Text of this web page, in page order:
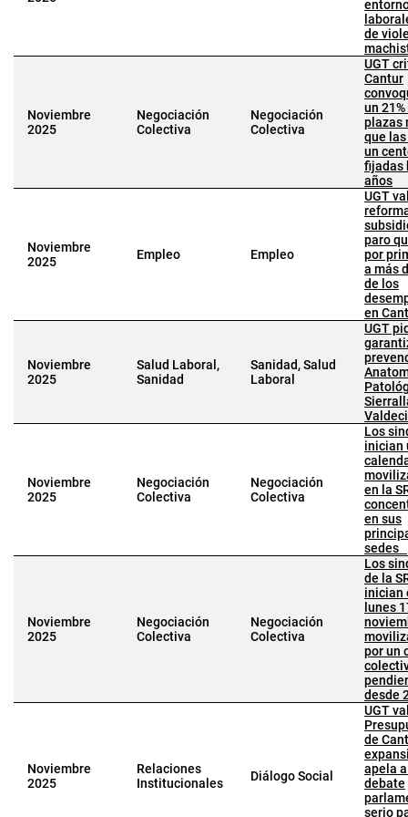
de
Noviembre
2025
Negociación
Colectiva
Negociación
Colectiva
UGT
Cantur
un
plazas
que
un
fijadas
años
Noviembre
2025
Empleo Empleo
UGT
paro
por
a más
de los
en
Noviembre
2025
Salud Laboral,
Sanidad
Sanidad, Salud
Laboral
UGT
Noviembre
2025
Negociación
Colectiva
Negociación
Colectiva
Los
inician
en la
en sus
sedes
Noviembre
2025
Negociación
Colectiva
Negociación
Colectiva
Los
de la
inician
lunes
por un
desde
Noviembre
2025
Relaciones
Institucionales
Diálogo Social
UGT
de
apela
debate
serio